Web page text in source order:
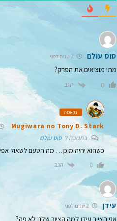
סוס עולם
מתי מוציאים את הפרק?
0 הגב
נקאמה
Mugiwara no Tony D. Stark
בתגובה לסוס עולם
כשהוא יהיה מוכן… מה הטעם לשאול
0 הגב
עידן 2 שנים לפני
אני הצייר עידן למה הציור שלנו לא פה?